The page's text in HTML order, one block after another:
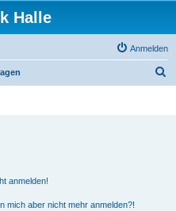
Halle
Anmelden
anmelden!
mich aber nicht mehr anmelden?!